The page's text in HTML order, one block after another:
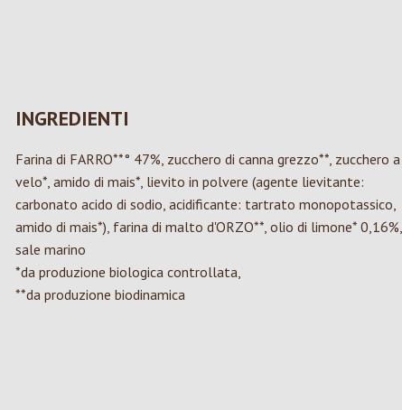
INGREDIENTI
Farina di FARRO**° 47%, zucchero di canna grezzo**, zucchero a
velo*, amido di mais*, lievito in polvere (agente lievitante:
carbonato acido di sodio, acidificante: tartrato monopotassico,
amido di mais*), farina di malto d'ORZO**, olio di limone* 0,16%,
sale marino
*da produzione biologica controllata,
**da produzione biodinamica